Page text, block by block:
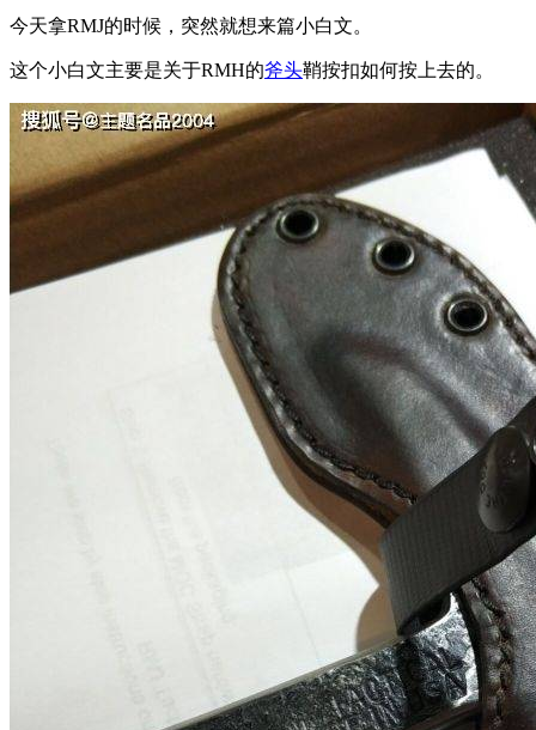
今天拿RMJ的时候，突然就想来篇小白文。
这个小白文主要是关于RMH的斧头鞘按扣如何按上去的。